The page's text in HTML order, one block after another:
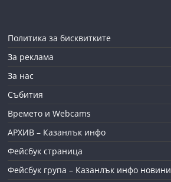
Политика за бисквитките
За реклама
За нас
Събития
Времето и Webcams
АРХИВ – Казанлък инфо
Фейсбук страница
Фейсбук група – Казанлък инфо новини